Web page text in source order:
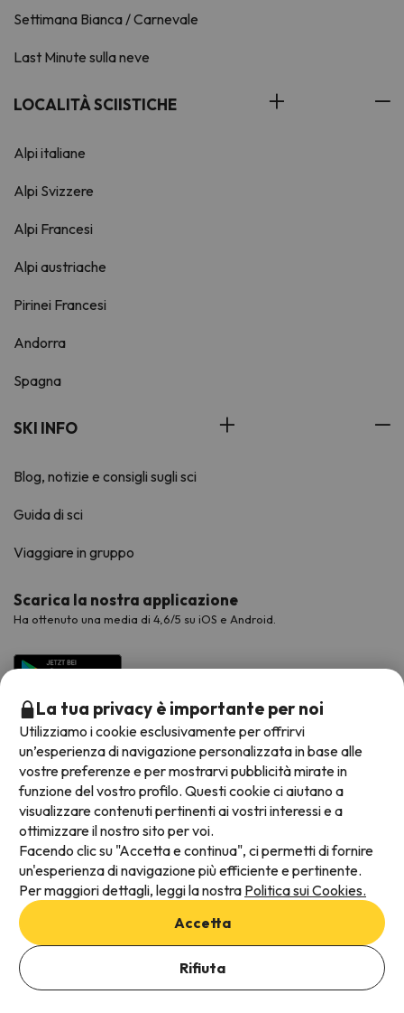
Aggiungi date per verificare la disponibilità
Seleziona Date di prenotazione
Settimana Bianca / Carnevale
Last Minute sulla neve
LOCALITÀ SCIISTICHE
Alpi italiane
Alpi Svizzere
Alpi Francesi
Alpi austriache
Pirinei Francesi
Andorra
Spagna
SKI INFO
Blog, notizie e consigli sugli sci
Guida di sci
Viaggiare in gruppo
Scarica la nostra applicazione
Ha ottenuto una media di 4,6/5 su iOS e Android.
Metodi di pagamento disponibili
Termini e condizioni generali
Protezione dei dati
Informativa sui cookie
La tua privacy è importante per noi
Utilizziamo i cookie esclusivamente per offrirvi
un’esperienza di navigazione personalizzata in base alle
vostre preferenze e per mostrarvi pubblicità mirate in
funzione del vostro profilo. Questi cookie ci aiutano a
visualizzare contenuti pertinenti ai vostri interessi e a
ottimizzare il nostro sito per voi.
Facendo clic su "Accetta e continua", ci permetti di fornire
un'esperienza di navigazione più efficiente e pertinente.
Per maggiori dettagli, leggi la nostra Politica sui Cookies.
Accetta
Rifiuta